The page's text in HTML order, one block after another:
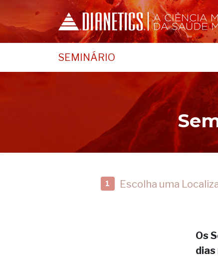
SEMINÁRIO
1 Escolha uma
Os